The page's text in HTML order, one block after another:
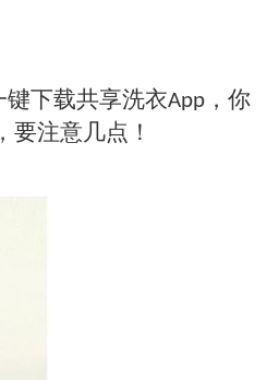
下载共享洗衣App，你
注意几点！